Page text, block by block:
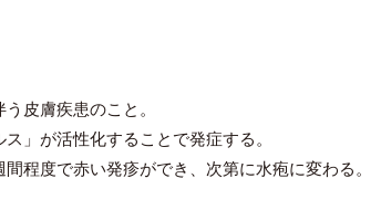
皮膚疾患のこと。
」が活性化することで発症する。
程度で赤い発疹ができ、次第に水疱に変わる。